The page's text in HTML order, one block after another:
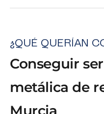
¿QUÉ QUERÍAN
Conseguir
metálica de
Murcia